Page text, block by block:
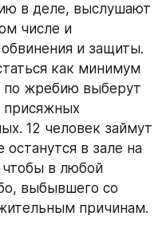
в деле, выслушают
числе и
и защиты.
как минимум
по жребию выберут
присяжных
12 человек займут
в зале на
чтобы в любой
выбывшего со
причинам.